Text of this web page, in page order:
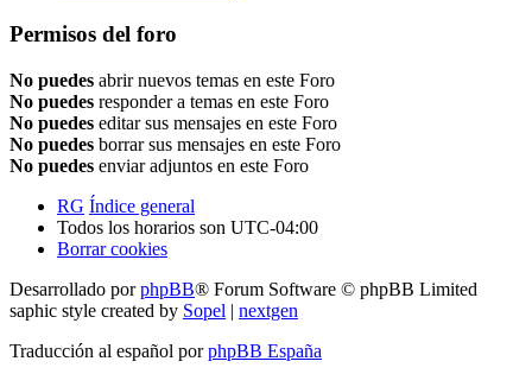
Permisos del foro
No puedes abrir nuevos temas en este Foro
No puedes responder a temas en este Foro
No puedes editar sus mensajes en este Foro
No puedes borrar sus mensajes en este Foro
No puedes enviar adjuntos en este Foro
RG Índice general
Todos los horarios son UTC-04:00
Borrar cookies
Desarrollado porphpBB® Forum Software © phpBB Limited
saphic style created by Sopel | nextgen
Traducción al español porphpBB España